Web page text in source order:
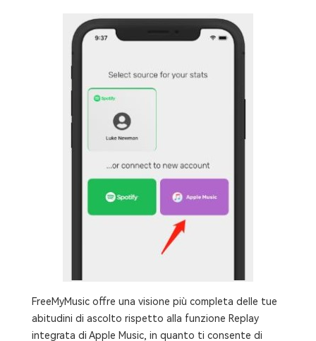
FreeMyMusic offre una visione più completa delle tue
abitudini di ascolto rispetto alla funzione Replay
integrata di Apple Music, in quanto ti consente di